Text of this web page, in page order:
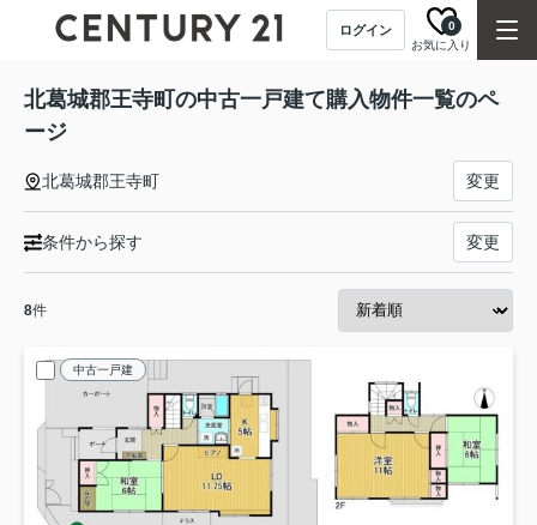
ログイン
お気に入り
0
北葛城郡王寺町の中古一戸建て購入物件一覧のペ
ージ
北葛城郡王寺町 変更
条件から探す 変更
8件
中古一戸建